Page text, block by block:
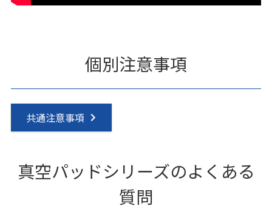
個別注意事項
共通注意事項
真空パッドシリーズのよくある
質問